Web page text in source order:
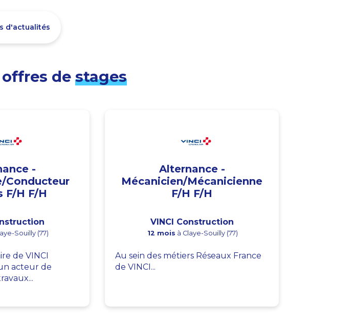
d'actualités
de stages
-
Conducteur
F/H F/H
Souilly (77)
de VINCI
acteur de
Alternance -
Mécanicien/Mécanicienne
F/H F/H
VINCI Construction
12 mois à Claye-Souilly (77)
Au sein des métiers Réseaux France
de VINCI...